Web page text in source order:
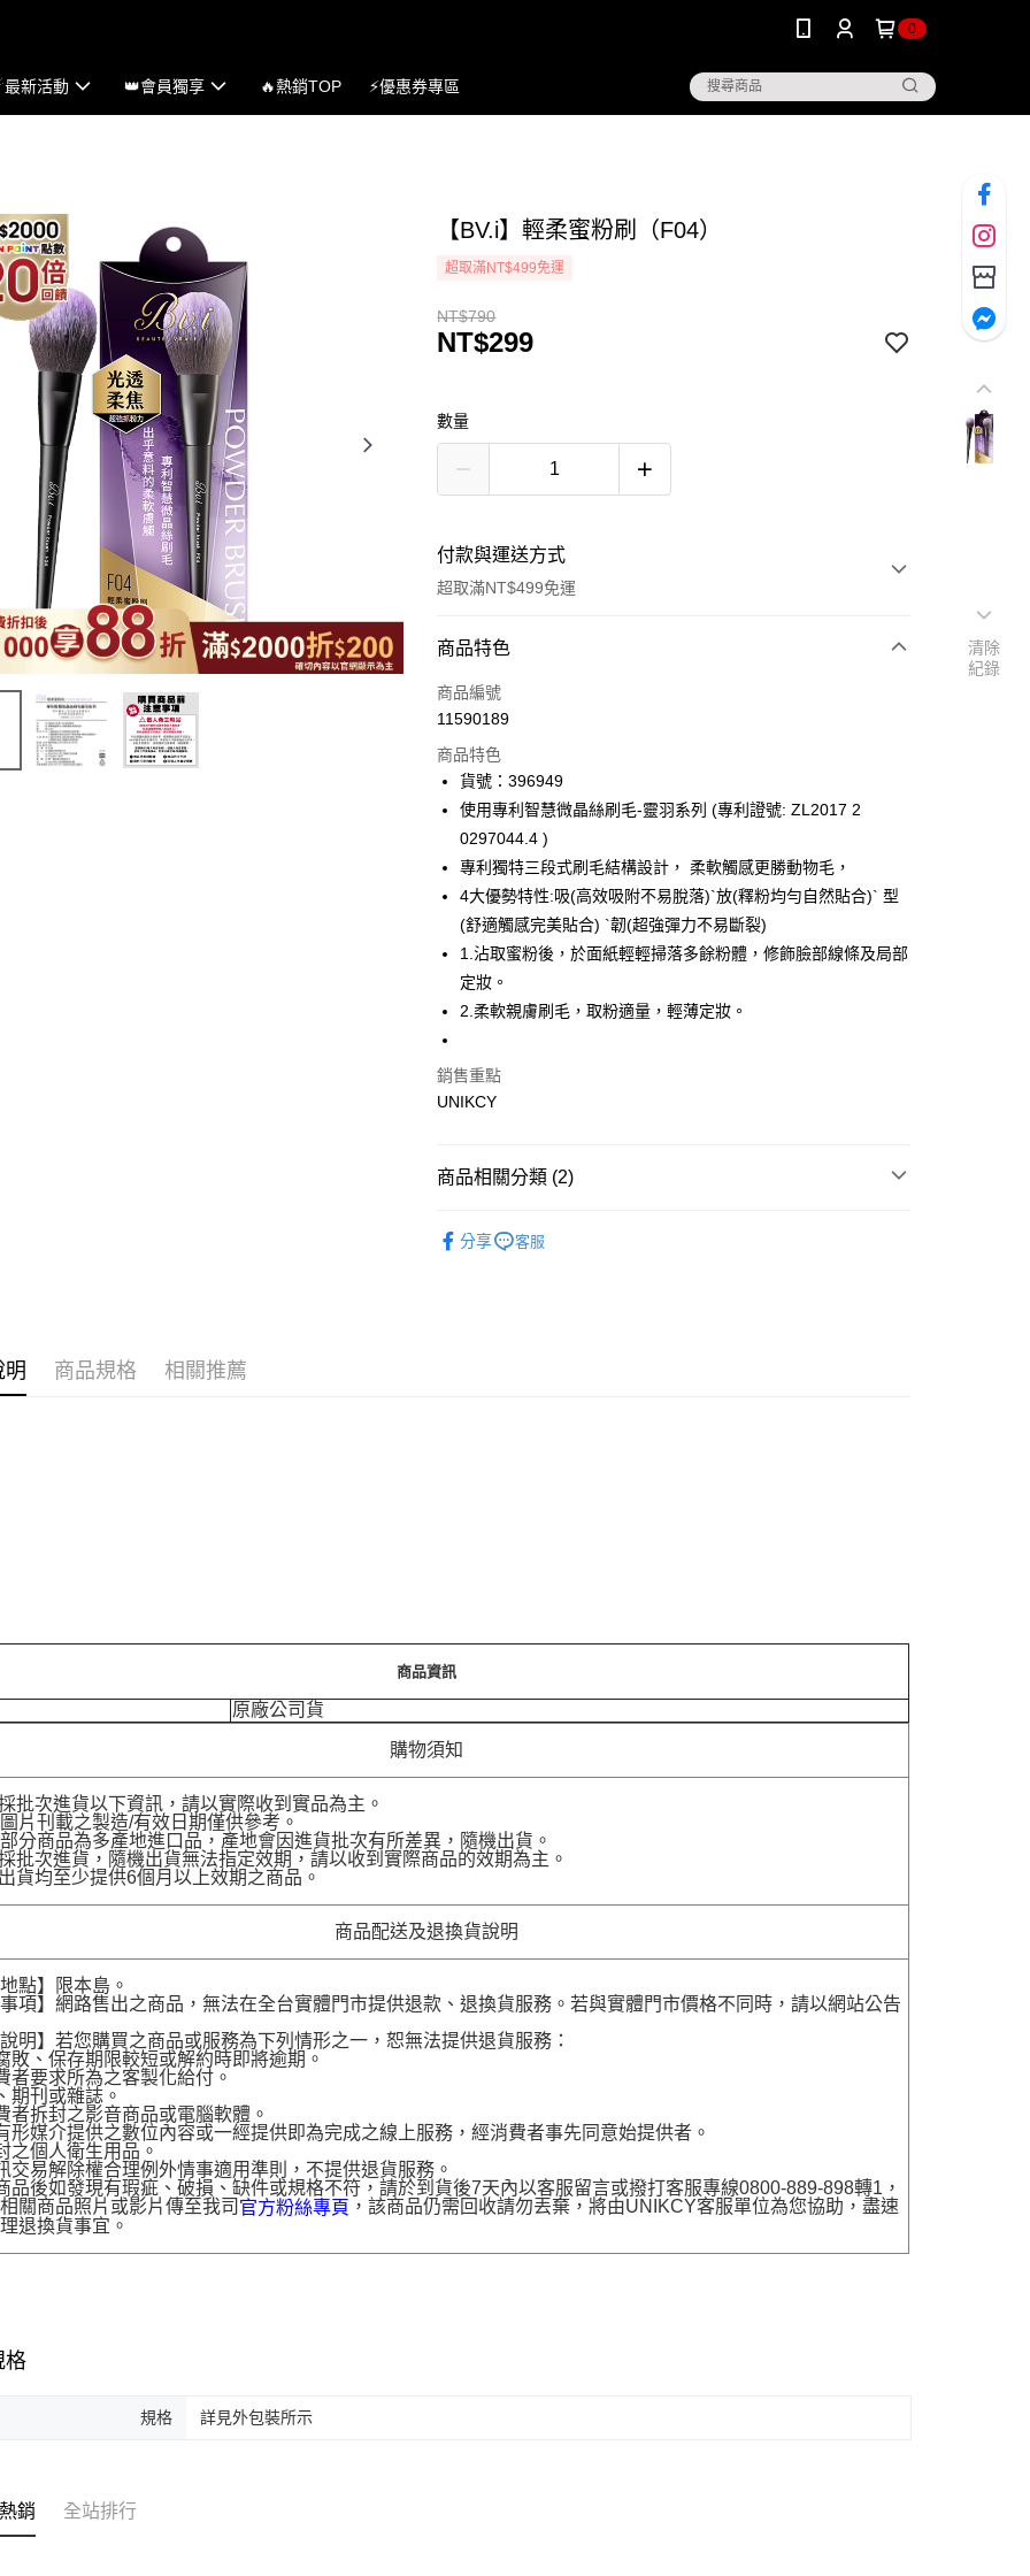
0
新活動 👑會員獨享 🔥熱銷TOP ⚡優惠券專區
【BV.i】輕柔蜜粉刷（F04）
超取滿NT$499免運
NT$790
NT$299
數量
付款與運送方式
超取滿NT$499免運
付款方式
icash Pay
超商取貨付款
LINE Pay
Apple Pay
街口支付
悠遊付
Google Pay
7-11取貨付款［需3-5個工作天不含預購商品］
付款後7-11取貨［需3-5個工作天不含預購商品］
宅配［需2-3個工作天不含預購商品］
商品特色
商品編號
11590189
商品特色
貨號：396949
使用專利智慧微晶絲刷毛-靈羽系列 (專利證號: ZL2017 2
0297044.4 )
專利獨特三段式刷毛結構設計， 柔軟觸感更勝動物毛，
4大優勢特性:吸(高效吸附不易脫落)`放(釋粉均勻自然貼合)` 型
(舒適觸感完美貼合) `韌(超強彈力不易斷裂)
1.沾取蜜粉後，於面紙輕輕掃落多餘粉體，修飾臉部線條及局部
定妝。
2.柔軟親膚刷毛，取粉適量，輕薄定妝。
銷售重點
UNIKCY
商品相關分類 (2)
分享 客服
明 商品規格 相關推薦
商品資訊
原廠公司貨
購物須知
批次進貨以下資訊，請以實際收到實品為主。
刊載之製造/有效日期僅供參考。
商品為多產地進口品，產地會因進貨批次有所差異，隨機出貨。
批次進貨，隨機出貨無法指定效期，請以收到實際商品的效期為主。
貨均至少提供6個月以上效期之商品。
商品配送及退換貨說明
點】限本島。
項】網路售出之商品，無法在全台實體門市提供退款、退換貨服務。若與實體門市價格不同時，請以網站公告
明】若您購買之商品或服務為下列情形之一，恕無法提供退貨服務：
敗、保存期限較短或解約時即將逾期。
者要求所為之客製化給付。
期刊或雜誌。
者拆封之影音商品或電腦軟體。
形媒介提供之數位內容或一經提供即為完成之線上服務，經消費者事先同意始提供者。
之個人衛生用品。
交易解除權合理例外情事適用準則，不提供退貨服務。
品後如發現有瑕疵、破損、缺件或規格不符，請於到貨後7天內以客服留言或撥打客服專線0800-889-898轉1，
關商品照片或影片傳至我司 官方粉絲專頁 ，該商品仍需回收請勿丟棄，將由UNIKCY客服單位為您協助，盡速
退換貨事宜。
格
規格 詳見外包裝所示
銷 全站排行
清除
紀錄